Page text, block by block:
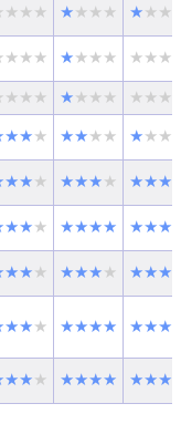
★★★★ ★
★★★★
★★★★
★ ★★★★ ★
★ ★★★★ ★★★
★ ★★★★
★ ★★★★
★ ★★★★
★ ★★★★